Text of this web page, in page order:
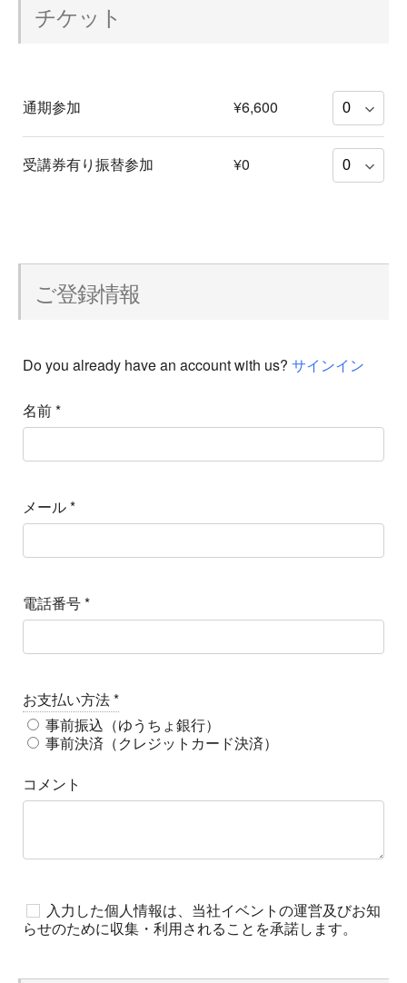
チケット
通期参加 ¥6,600
受講券有り振替参加 ¥0
ご登録情報
Do you already have an account with us? サインイン
名前*
メール*
電話番号*
お支払い方法*
事前振込（ゆうちょ銀行）
事前決済（クレジットカード決済）
コメント
入力した個人情報は、当社イベントの運営及びお知
らせのために収集・利用されることを承諾します。